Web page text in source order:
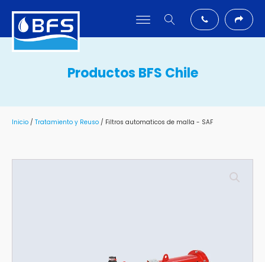
Productos BFS Chile
Inicio / Tratamiento y Reuso / Filtros automaticos de malla - SAF